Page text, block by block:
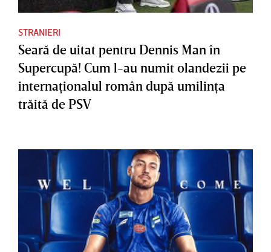
STRANIERI
Seară de uitat pentru Dennis Man în
Supercupă! Cum l-au numit olandezii pe
internaţionalul român după umilinţa
trăită de PSV